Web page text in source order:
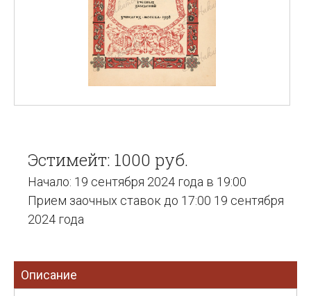
Эстимейт: 1000 руб.
Начало: 19 сентября 2024 года в 19:00
Прием заочных ставок до 17:00 19 сентября
2024 года
Описание